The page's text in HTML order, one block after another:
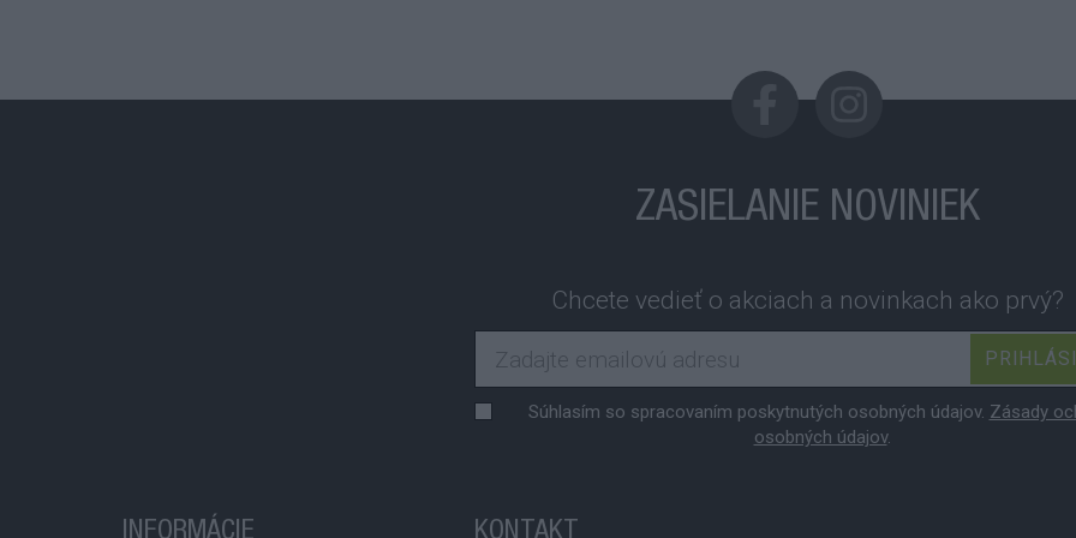
ZASIELANIE NOVINIEK
Chcete vedieť o akciach a novinkach ako prvý?
Súhlasím so spracovaním poskytnutých osobných údajov. Zásady
osobných údajov.